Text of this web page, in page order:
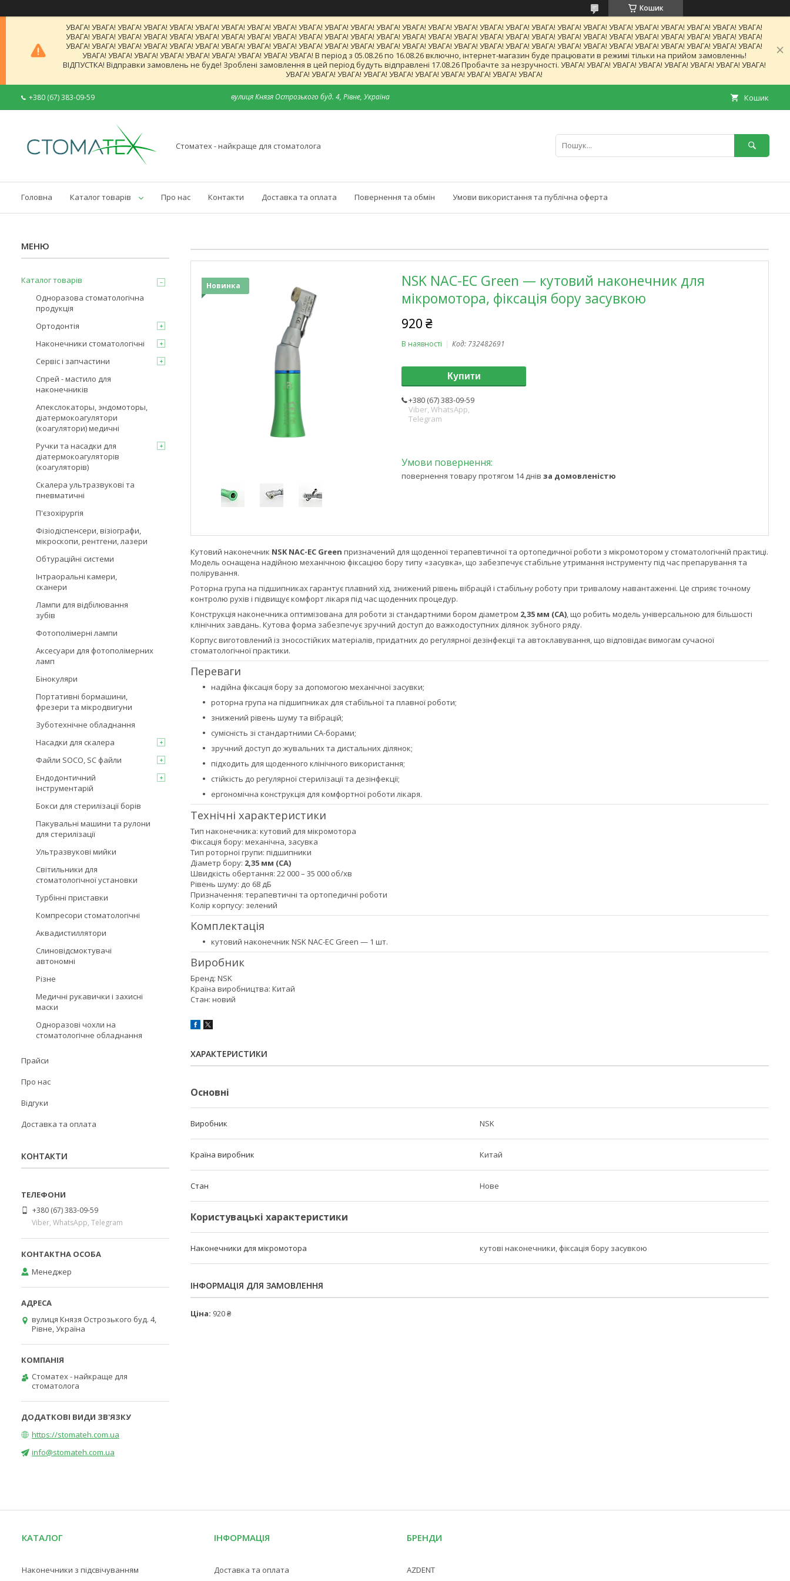
Кошик
УВАГА! УВАГА! УВАГА! УВАГА! УВАГА! УВАГА! УВАГА! УВАГА! УВАГА! УВАГА! УВАГА! УВАГА! УВАГА! УВАГА! УВАГА! УВАГА! УВАГА! УВАГА! УВАГА! УВАГА! УВАГА! УВАГА! УВАГА! УВАГА! УВАГА! УВАГА! УВАГА!
УВАГА! УВАГА! УВАГА! УВАГА! УВАГА! УВАГА! УВАГА! УВАГА! УВАГА! УВАГА! УВАГА! УВАГА! УВАГА! УВАГА! УВАГА! УВАГА! УВАГА! УВАГА! УВАГА! УВАГА! УВАГА! УВАГА! УВАГА! УВАГА! УВАГА! УВАГА! УВАГА!
УВАГА! УВАГА! УВАГА! УВАГА! УВАГА! УВАГА! УВАГА! УВАГА! УВАГА! УВАГА! УВАГА! УВАГА! УВАГА! УВАГА! УВАГА! УВАГА! УВАГА! УВАГА! УВАГА! УВАГА! УВАГА! УВАГА! УВАГА! УВАГА! УВАГА! УВАГА! УВАГА!
УВАГА! УВАГА! УВАГА! УВАГА! УВАГА! УВАГА! УВАГА! УВАГА! УВАГА! В період з 05.08.26 по 16.08.26 включно, інтернет-магазин буде працювати в режимі тільки на прийом замовленнь!
ВІДПУСТКА! Відправки замовлень не буде! Зроблені замовлення в цей період будуть відправлені 17.08.26 Пробачте за незручності. УВАГА! УВАГА! УВАГА! УВАГА! УВАГА! УВАГА! УВАГА! УВАГА!
УВАГА! УВАГА! УВАГА! УВАГА! УВАГА! УВАГА! УВАГА! УВАГА! УВАГА! УВАГА!
+380 (67) 383-09-59 вулиця Князя Острозького буд. 4, Рівне, Україна Кошик
Стоматех - найкраще для стоматолога
Головна Каталог товарів Про нас Контакти Доставка та оплата Повернення та обмін Умови використання та публічна оферта
Новинка
NSK NAC-EC Green — кутовий наконечник для
мікромотора, фіксація бору засувкою
920 ₴
В наявності Код: 732482691
Купити
+380 (67) 383-09-59
Viber, WhatsApp,
Telegram
повернення товару протягом 14 днів за домовленістю
Кутовий наконечник NSK NAC-EC Green призначений для щоденної терапевтичної та ортопедичної роботи з мікромотором у стоматологічній практиці.
Модель оснащена надійною механічною фіксацією бору типу «засувка», що забезпечує стабільне утримання інструменту під час препарування та
полірування.
Роторна група на підшипниках гарантує плавний хід, знижений рівень вібрацій і стабільну роботу при тривалому навантаженні. Це сприяє точному
контролю рухів і підвищує комфорт лікаря під час щоденних процедур.
Конструкція наконечника оптимізована для роботи зі стандартними бором діаметром 2,35 мм (CA), що робить модель універсальною для більшості
клінічних завдань. Кутова форма забезпечує зручний доступ до важкодоступних ділянок зубного ряду.
Корпус виготовлений із зносостійких матеріалів, придатних до регулярної дезінфекції та автоклавування, що відповідає вимогам сучасної
стоматологічної практики.
Переваги
надійна фіксація бору за допомогою механічної засувки;
роторна група на підшипниках для стабільної та плавної роботи;
знижений рівень шуму та вібрацій;
сумісність зі стандартними CA-борами;
зручний доступ до жувальних та дистальних ділянок;
підходить для щоденного клінічного використання;
стійкість до регулярної стерилізації та дезінфекції;
ергономічна конструкція для комфортної роботи лікаря.
Технічні характеристики
Тип наконечника: кутовий для мікромотора
Фіксація бору: механічна, засувка
Тип роторної групи: підшипники
Діаметр бору: 2,35 мм (CA)
Швидкість обертання: 22 000 – 35 000 об/хв
Рівень шуму: до 68 дБ
Призначення: терапевтичні та ортопедичні роботи
Колір корпусу: зелений
Комплектація
кутовий наконечник NSK NAC-EC Green — 1 шт.
Виробник
Бренд: NSK
Країна виробництва: Китай
Стан: новий
ХАРАКТЕРИСТИКИ
Основні
Виробник NSK
Країна виробник Китай
Стан Нове
Користувацькі характеристики
Наконечники для мікромотора кутові наконечники, фіксація бору засувкою
ІНФОРМАЦІЯ ДЛЯ ЗАМОВЛЕННЯ
Ціна: 920 ₴
Каталог товарів
Одноразова стоматологічна
продукція
Ортодонтія
Наконечники стоматологічні
Сервіс і запчастини
Спрей - мастило для
наконечників
Апекслокаторы, эндомоторы,
діатермокоагулятори
(коагулятори) медичні
Ручки та насадки для
діатермокоагуляторів
(коагуляторів)
Скалера ультразвукові та
пневматичні
П'єзохірургія
Фізіодіспенсери, візіографи,
мікроскопи, рентгени, лазери
Обтураційні системи
Інтраоральні камери,
сканери
Лампи для відбілювання
зубів
Фотополімерні лампи
Аксесуари для фотополімерних
ламп
Бінокуляри
Портативні бормашини,
фрезери та мікродвигуни
Зуботехнічне обладнання
Насадки для скалера
Файли SOCO, SC файли
Ендодонтичний
інструментарій
Бокси для стерилізації борів
Пакувальні машини та рулони
для стерилізації
Ультразвукові мийки
Світильники для
стоматологічної установки
Турбінні приставки
Компресори стоматологічні
Аквадистиллятори
Слиновідсмоктувачі
автономні
Різне
Медичні рукавички і захисні
маски
Одноразові чохли на
стоматологічне обладнання
Прайси
Про нас
Відгуки
Доставка та оплата
КОНТАКТИ
+380 (67) 383-09-59
Viber, WhatsApp, Telegram
Менеджер
вулиця Князя Острозького буд. 4,
Рівне, Україна
Стоматех - найкраще для
стоматолога
https://stomateh.com.ua
info@stomateh.com.ua
КАТАЛОГ
Наконечники з підсвічуванням
ІНФОРМАЦІЯ
Доставка та оплата
БРЕНДИ
AZDENT